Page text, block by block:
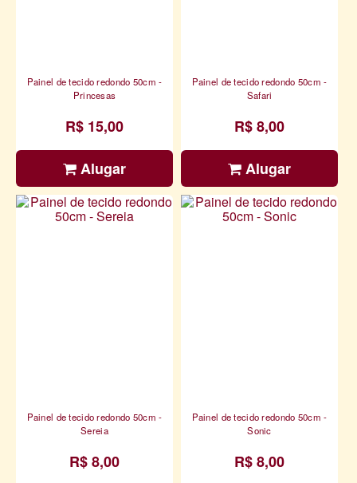
Painel de tecido redondo 50cm -
Princesas
R$ 15,00
Alugar
Painel de tecido redondo 50cm -
Safari
R$ 8,00
Alugar
Painel de tecido redondo 50cm -
Sereia
R$ 8,00
Painel de tecido redondo 50cm -
Sonic
R$ 8,00